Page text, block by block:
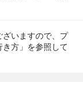
いますので、プ
方」を参照して